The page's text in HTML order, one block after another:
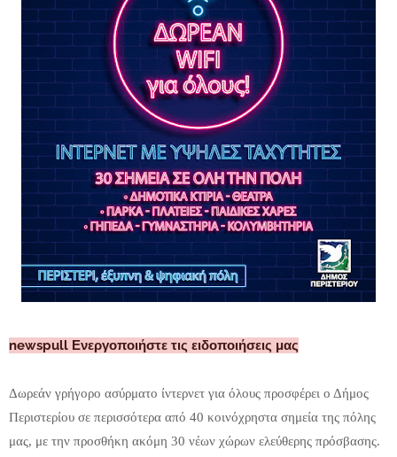
newspull Ενεργοποιήστε τις ειδοποιήσεις μας
Δωρεάν γρήγορο ασύρματο ίντερνετ για όλους προσφέρει ο Δήμος
Περιστερίου σε περισσότερα από 40 κοινόχρηστα σημεία της πόλης
μας, με την προσθήκη ακόμη 30 νέων χώρων ελεύθερης πρόσβασης.